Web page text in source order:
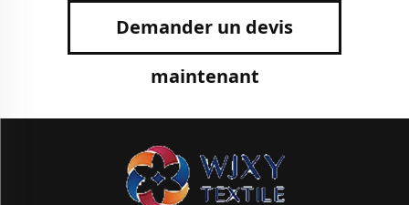
Demander un devis
maintenant